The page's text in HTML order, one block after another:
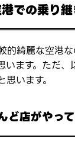
での乗り
的綺麗な空港
います。ただ
います。
ど店がやっ